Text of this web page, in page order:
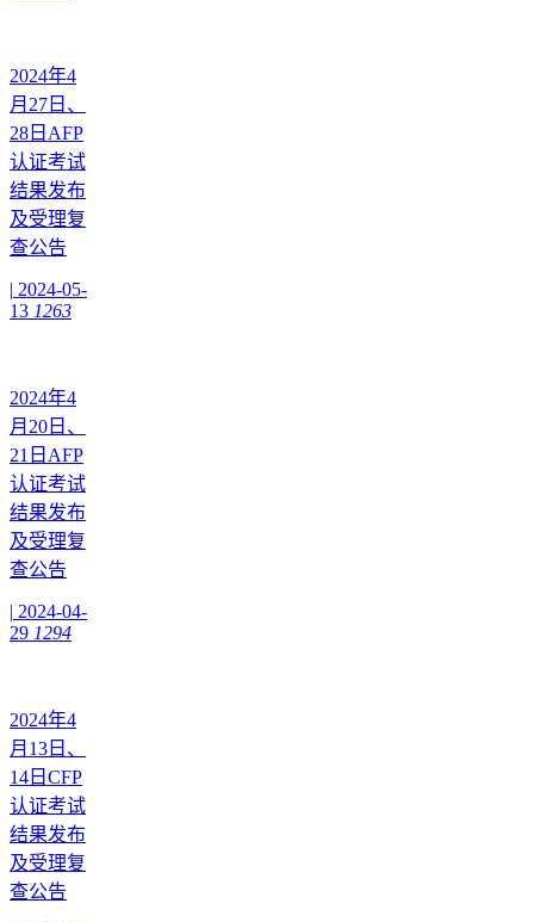
2024年4
月27日、
28日AFP
认证考试
结果发布
及受理复
查公告
| 2024-05-
13 1263
2024年4
月20日、
21日AFP
认证考试
结果发布
及受理复
查公告
| 2024-04-
29 1294
2024年4
月13日、
14日CFP
认证考试
结果发布
及受理复
查公告